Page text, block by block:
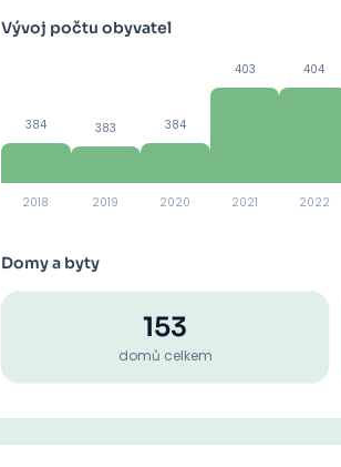
Vývoj počtu obyvatel
384
2018
383
2019
384
2020
403
2021
404
2022
Domy a byty
153
domů celkem